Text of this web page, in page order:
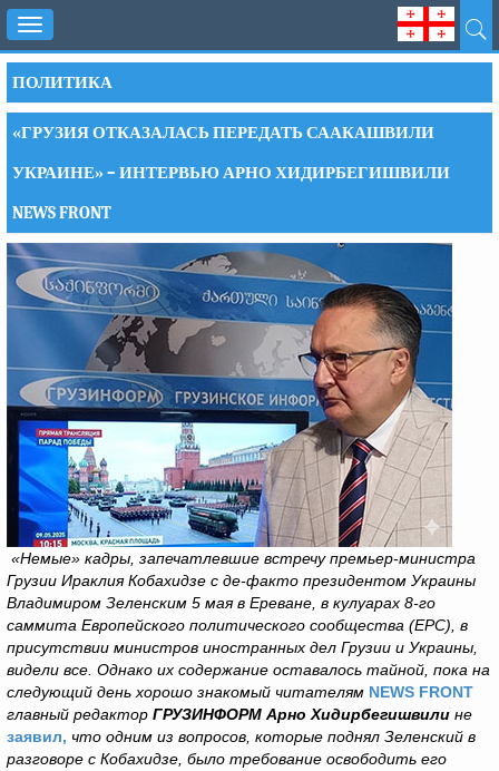
Toggle
navigation
ПОЛИТИКА
«ГРУЗИЯ ОТКАЗАЛАСЬ ПЕРЕДАТЬ СААКАШВИЛИ
УКРАИНЕ» – ИНТЕРВЬЮ АРНО ХИДИРБЕГИШВИЛИ
NEWS FRONT
«Немые» кадры, запечатлевшие встречу премьер-министра
Грузии Ираклия Кобахидзе с де-факто президентом Украины
Владимиром Зеленским 5 мая в Ереване, в кулуарах 8-го
саммита Европейского политического сообщества (EPC), в
присутствии министров иностранных дел Грузии и Украины,
видели все. Однако их содержание оставалось тайной, пока на
следующий день хорошо знакомый читателям NEWS FRONT
главный редактор ГРУЗИНФОРМ Арно Хидирбегишвили не
заявил, что одним из вопросов, которые поднял Зеленский в
разговоре с Кобахидзе, было требование освободить его